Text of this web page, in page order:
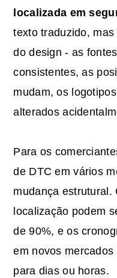
localizada em
texto traduzido,
do design - as
consistentes, as
mudam, os
alterados
Para os
de DTC em vários
mudança estrutural.
localização podem
de 90%, e os
em novos
para dias ou horas.